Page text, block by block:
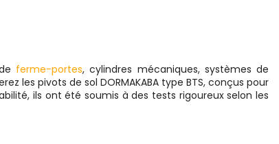
ferme-portes, cylindres mécaniques, systèmes de
les pivots de sol DORMAKABA type BTS, conçus pour
ils ont été soumis à des tests rigoureux selon les